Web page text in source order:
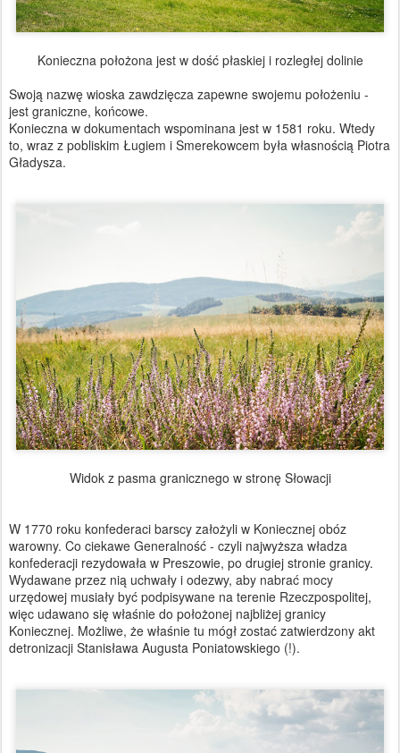
Konieczna położona jest w dość płaskiej i rozległej dolinie
Swoją nazwę wioska zawdzięcza zapewne swojemu położeniu -
jest graniczne, końcowe.
Konieczna w dokumentach wspominana jest w 1581 roku. Wtedy
to, wraz z pobliskim Ługiem i Smerekowcem była własnością Piotra
Gładysza.
Widok z pasma granicznego w stronę Słowacji
W 1770 roku konfederaci barscy założyli w Koniecznej obóz
warowny. Co ciekawe Generalność - czyli najwyższa władza
konfederacji rezydowała w Preszowie, po drugiej stronie granicy.
Wydawane przez nią uchwały i odezwy, aby nabrać mocy
urzędowej musiały być podpisywane na terenie Rzeczpospolitej,
więc udawano się właśnie do położonej najbliżej granicy
Koniecznej. Możliwe, że właśnie tu mógł zostać zatwierdzony akt
detronizacji Stanisława Augusta Poniatowskiego (!).